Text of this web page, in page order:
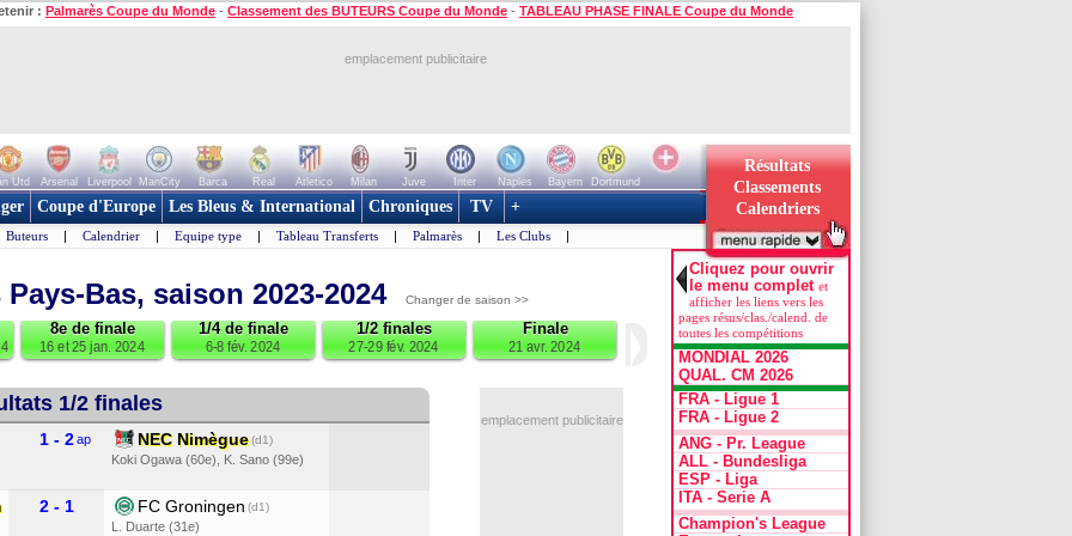
: Palmarès Coupe du Monde - Classement des BUTEURS Coupe du Monde - TABLEAU PHASE FINALE Coupe du Monde
emplacement publicitaire
Utd Arsenal Liverpool ManCity Barca Real Atletico Milan Juve Inter Naples Bayern
Dortmund
Résultats
Classements
Calendriers
Coupe d'Europe Les Bleus & International Chroniques TV +
Buteurs | Calendrier | Equipe type | Tableau Transferts | Palmarès | Les Clubs |
Bas, saison 2023-2024 Changer de saison >>
8e de finale
16 et 25 jan. 2024
1/4 de finale
6-8 fév. 2024
1/2 finales
27-29 fév. 2024
Finale
21 avr. 2024
1/2 finales
1 - 2 ap NEC Nimègue(d1)
Koki Ogawa (60e) K. Sano (99e)
2 - 1 FC Groningen (d1)
L. Duarte (31e)
emplacement publicitaire
Cliquez pour ouvrir
le menu complet et
afficher les liens vers les
pages résus/clas./calend. de
toutes les compétitions
MONDIAL 2026
QUAL. CM 2026
FRA - Ligue 1
FRA - Ligue 2
ANG - Pr. League
ALL - Bundesliga
ESP - Liga
ITA - Serie A
Champion's League